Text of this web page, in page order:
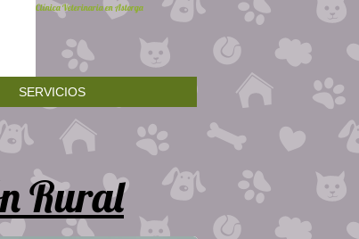
Clínica Veterinaria en Astorga
SERVICIOS
Rural